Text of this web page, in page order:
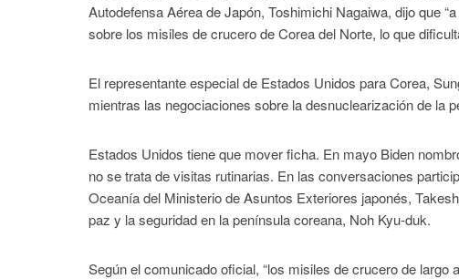
Autodefensa Aérea de Japón, Toshimichi Nagaiwa, dijo que
sobre los misiles de crucero de Corea del Norte, lo que
El representante especial de Estados Unidos para Corea,
mientras las negociaciones sobre la desnuclearización de la
Estados Unidos tiene que mover ficha. En mayo Biden
no se trata de visitas rutinarias. En las conversaciones
Oceanía del Ministerio de Asuntos Exteriores japonés,
paz y la seguridad en la península coreana, Noh Kyu-duk.
Según el comunicado oficial, “los misiles de crucero de